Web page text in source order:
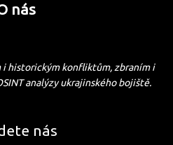
nás
i historickým konfliktům, zbraním i
analýzy ukrajinského bojiště.
nás